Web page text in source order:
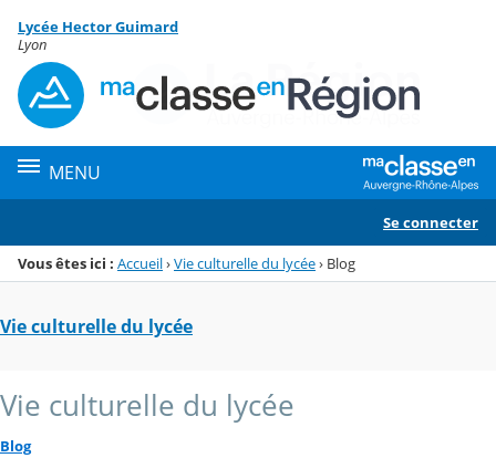
Menu de la rubrique
Contenu
Lycée Hector Guimard
Lyon
MENU
Se connecter
Vous êtes ici : Accueil›Vie culturelle du lycée› Blog
Vie culturelle du lycée
Vie culturelle du lycée
Blog